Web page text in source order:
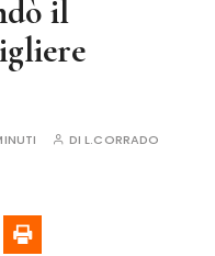
il
DIL.CORRADO